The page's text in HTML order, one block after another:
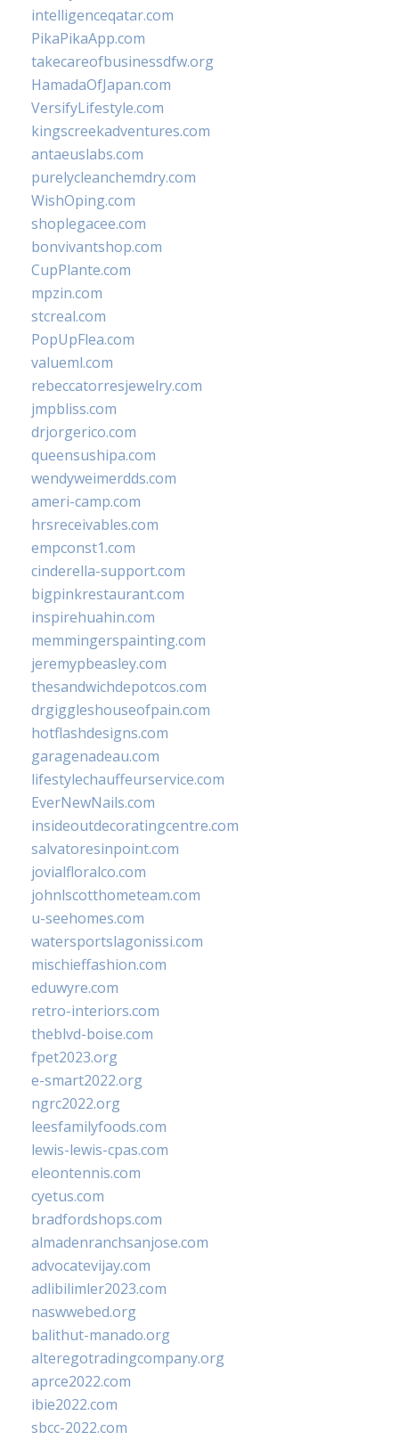
intelligenceqatar.com
PikaPikaApp.com
takecareofbusinessdfw.org
HamadaOfJapan.com
VersifyLifestyle.com
kingscreekadventures.com
antaeuslabs.com
purelycleanchemdry.com
WishOping.com
shoplegacee.com
bonvivantshop.com
CupPlante.com
mpzin.com
stcreal.com
PopUpFlea.com
valueml.com
rebeccatorresjewelry.com
jmpbliss.com
drjorgerico.com
queensushipa.com
wendyweimerdds.com
ameri-camp.com
hrsreceivables.com
empconst1.com
cinderella-support.com
bigpinkrestaurant.com
inspirehuahin.com
memmingerspainting.com
jeremypbeasley.com
thesandwichdepotcos.com
drgiggleshouseofpain.com
hotflashdesigns.com
garagenadeau.com
lifestylechauffeurservice.com
EverNewNails.com
insideoutdecoratingcentre.com
salvatoresinpoint.com
jovialfloralco.com
johnlscotthometeam.com
u-seehomes.com
watersportslagonissi.com
mischieffashion.com
eduwyre.com
retro-interiors.com
theblvd-boise.com
fpet2023.org
e-smart2022.org
ngrc2022.org
leesfamilyfoods.com
lewis-lewis-cpas.com
eleontennis.com
cyetus.com
bradfordshops.com
almadenranchsanjose.com
advocatevijay.com
adlibilimler2023.com
naswwebed.org
balithut-manado.org
alteregotradingcompany.org
aprce2022.com
ibie2022.com
sbcc-2022.com